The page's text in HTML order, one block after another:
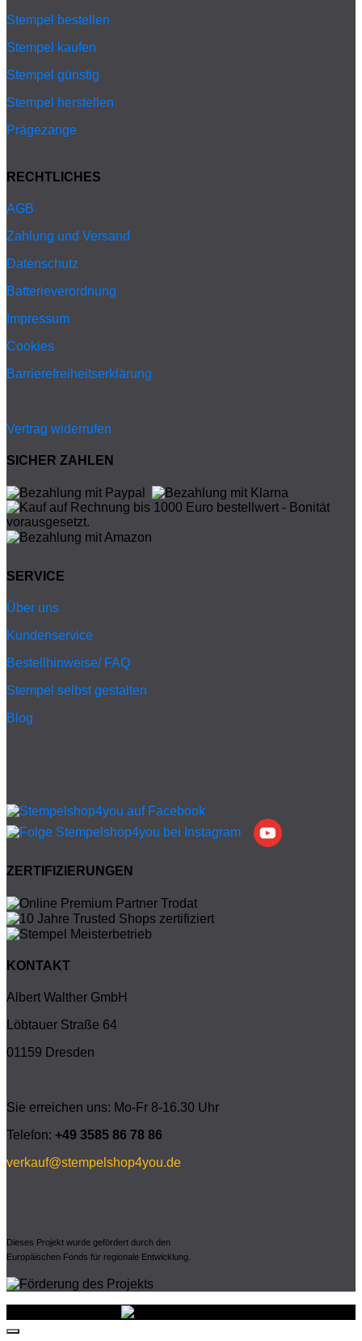
Stempel bestellen
Stempel kaufen
Stempel günstig
Stempel herstellen
Prägezange
RECHTLICHES
AGB
Zahlung und Versand
Datenschutz
Batterieverordnung
Impressum
Cookies
Barrierefreiheitserklärung
Vertrag widerrufen
SICHER ZAHLEN
SERVICE
Über uns
Kundenservice
Bestellhinweise/ FAQ
Stempel selbst gestalten
Blog
ZERTIFIZIERUNGEN
KONTAKT
Albert Walther GmbH
Löbtauer Straße 64
01159 Dresden
Sie erreichen uns: Mo-Fr 8-16.30 Uhr
Telefon: +49 3585 86 78 86
verkauf@stempelshop4you.de
Dieses Projekt wurde gefördert durch den
Europäischen Fonds für regionale Entwicklung.